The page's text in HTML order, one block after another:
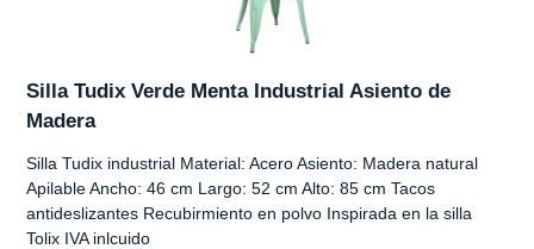
Silla Tudix Verde Menta Industrial Asiento de
Madera
Silla Tudix industrial Material: Acero Asiento: Madera natural
Apilable Ancho: 46 cm Largo: 52 cm Alto: 85 cm Tacos
antideslizantes Recubirmiento en polvo Inspirada en la silla
Tolix IVA inlcuido